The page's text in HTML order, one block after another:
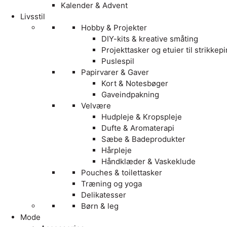
Kalender & Advent
Livsstil
Hobby & Projekter
DIY-kits & kreative småting
Projekttasker og etuier til
Puslespil
Papirvarer & Gaver
Kort & Notesbøger
Gaveindpakning
Velvære
Hudpleje & Kropspleje
Dufte & Aromaterapi
Sæbe & Badeprodukter
Hårpleje
Håndklæder & Vaskeklude
Pouches & toilettasker
Træning og yoga
Delikatesser
Børn & leg
Mode